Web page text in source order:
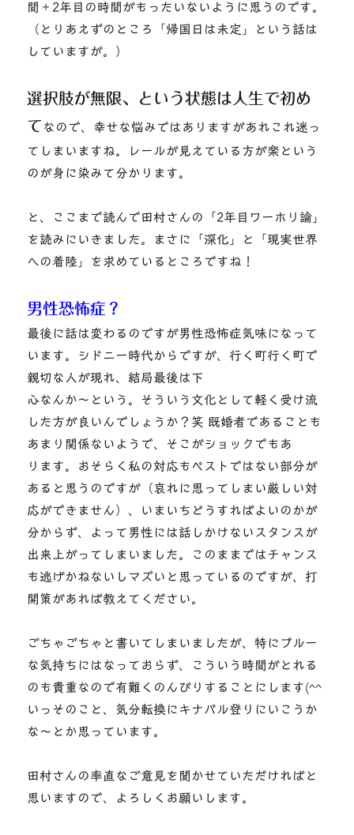
間＋2年目の時間がもったいないように思うのです。
（とりあえずのところ「帰国日は未定」という話は
していますが。）
選択肢が無限、という状態は人生で初め
て なので、幸せな悩みではありますがあれこれ迷っ
てしまいますね。レールが見えている方が楽という
のが身に染みて分かります。
と、ここまで読んで田村さんの「2年目ワーホリ論」
を読みにいきました。まさに「深化」と「現実世界
への着陸」を求めているところですね！
男性恐怖症？
最後に話は変わるのですが男性恐怖症気味になって
います。シドニー時代からですが、行く町行く町で
親切な人が現れ、結局最後は下
心なんか～という。そういう文化として軽く受け流
した方が良いんでしょうか？笑 既婚者であることも
あまり関係ないようで、そこがショックでもあ
ります。おそらく私の対応もベストではない部分が
あると思うのですが（哀れに思ってしまい厳しい対
応ができません）、いまいちどうすればよいのかが
分からず、よって男性には話しかけないスタンスが
出来上がってしまいました。このままではチャンス
も逃げかねないしマズいと思っているのですが、打
開策があれば教えてください。
ごちゃごちゃと書いてしまいましたが、特にブルー
な気持ちにはなっておらず、こういう時間がとれる
のも貴重なので有難くのんびりすることにします(^^
いっそのこと、気分転換にキナバル登りにいこうか
な～とか思っています。
田村さんの率直なご意見を聞かせていただければと
思いますので、よろしくお願いします。